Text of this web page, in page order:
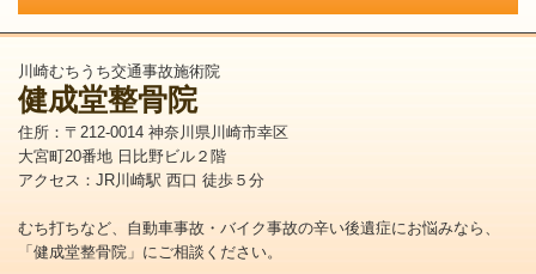
川崎むちうち交通事故施術院
健成堂整骨院
住所：〒212-0014 神奈川県川崎市幸区
大宮町20番地 日比野ビル２階
アクセス：JR川崎駅 西口 徒歩５分
むち打ちなど、自動車事故・バイク事故の辛い後遺症にお悩みなら、
「健成堂整骨院」にご相談ください。